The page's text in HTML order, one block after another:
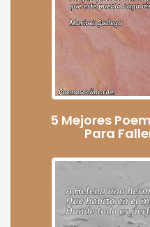
5 Mejores
Para